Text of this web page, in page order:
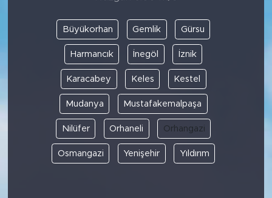
Büyükorhan Gemlik Gürsu
Harmancık İnegöl İznik
Karacabey Keles Kestel
Mudanya Mustafakemalpaşa
Nilüfer Orhaneli Orhangazi
Osmangazi Yenişehir Yıldırım
POLİTİKA
EKONOMİ
KÜLTÜR SANAT
YAŞAM